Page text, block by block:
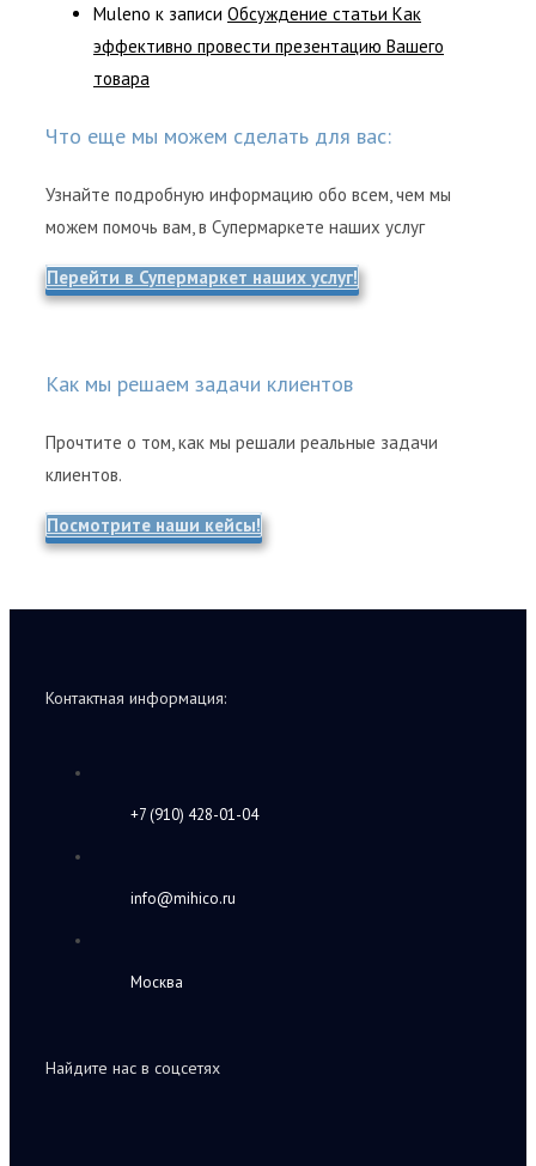
Muleno к записи Обсуждение статьи Как
эффективно провести презентацию Вашего
товара
Что еще мы можем сделать для вас:
Узнайте подробную информацию обо всем, чем мы
можем помочь вам, в Супермаркете наших услуг
Перейти в Супермаркет наших услуг!
Как мы решаем задачи клиентов
Прочтите о том, как мы решали реальные задачи
клиентов.
Посмотрите наши кейсы!
Контактная информация:
+7 (910) 428-01-04
info@mihico.ru
Москва
Найдите нас в соцсетях